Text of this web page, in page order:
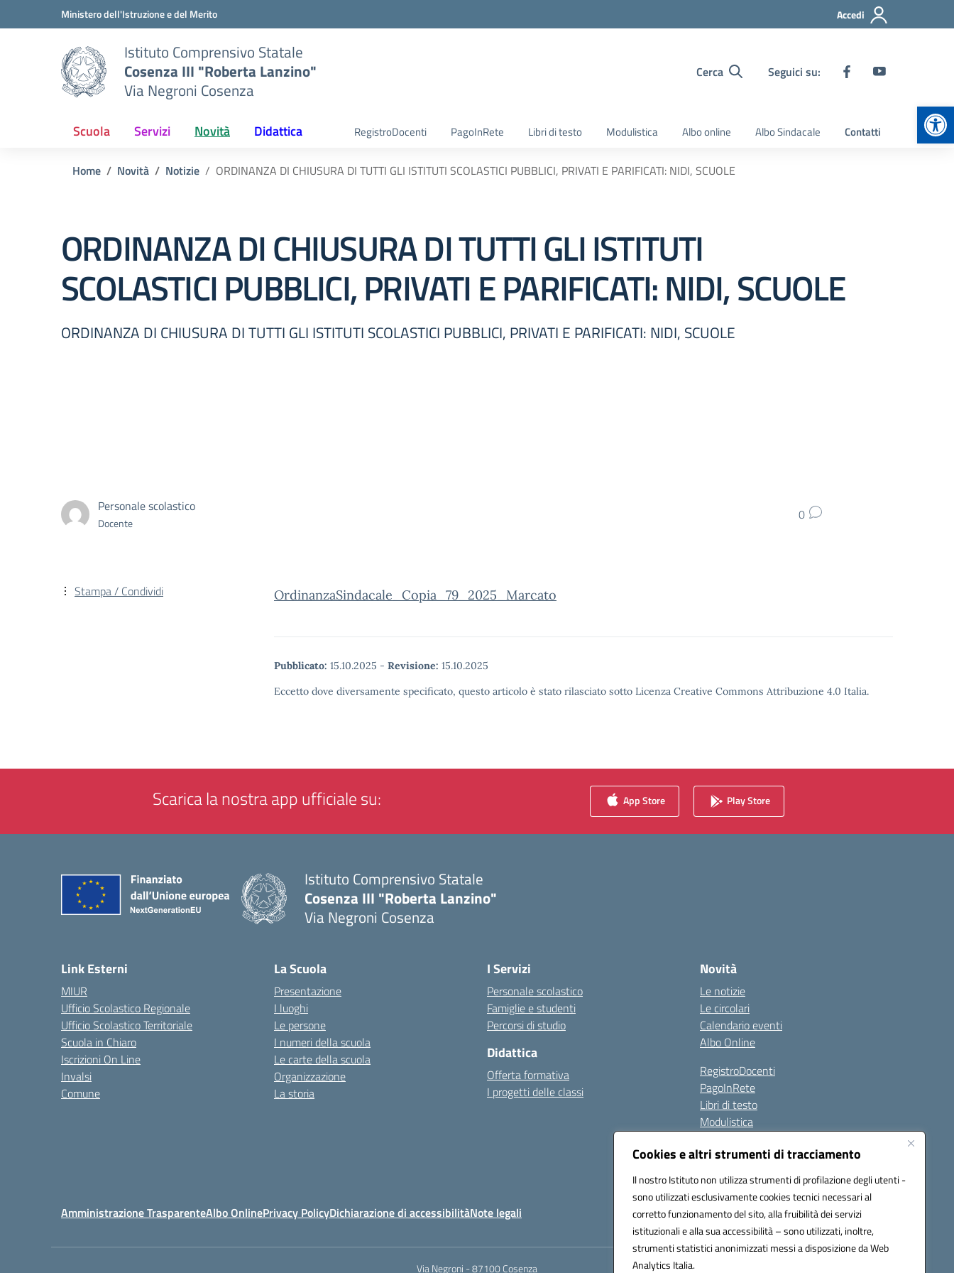
Cookies e altri strumenti di tracciamento
Il nostro Istituto non utilizza strumenti di profilazione degli utenti -
sono utilizzati esclusivamente cookies tecnici necessari al
corretto funzionamento del sito, alla fruibilità dei servizi
istituzionali e alla sua accessibilità – sono utilizzati, inoltre,
strumenti statistici anonimizzati messi a disposizione da Web
Analytics Italia.
Vai ai contenuti
Vai al menu di navigazioneMinistero dell'Istruzione e del Merito Accedi
Istituto Comprensivo Statale
Cosenza III "Roberta Lanzino"
Via Negroni Cosenza
Cerca Seguici su:
Scuola Servizi Novità Didattica RegistroDocenti PagoInRete Libri di testo Modulistica Albo online Albo Sindacale Contatti
Home Novità Notizie ORDINANZA DI CHIUSURA DI TUTTI GLI ISTITUTI SCOLASTICI PUBBLICI, PRIVATI E PARIFICATI: NIDI, SCUOLE
ORDINANZA DI CHIUSURA DI TUTTI GLI ISTITUTI
SCOLASTICI PUBBLICI, PRIVATI E PARIFICATI: NIDI, SCUOLE
ORDINANZA DI CHIUSURA DI TUTTI GLI ISTITUTI SCOLASTICI PUBBLICI, PRIVATI E PARIFICATI: NIDI, SCUOLE
Personale scolastico
Docente 0
OrdinanzaSindacale_Copia_79_2025_Marcato
Pubblicato: 15.10.2025 - Revisione: 15.10.2025
Eccetto dove diversamente specificato, questo articolo è stato rilasciato sotto Licenza Creative Commons Attribuzione 4.0 Italia.
Stampa / Condividi
Scarica la nostra app ufficiale su: App Store Play Store
Istituto Comprensivo Statale
Cosenza III "Roberta Lanzino"
Via Negroni Cosenza
Link Esterni
MIUR
Ufficio Scolastico Regionale
Ufficio Scolastico Territoriale
Scuola in Chiaro
Iscrizioni On Line
Invalsi
Comune
La Scuola
Presentazione
I luoghi
Le persone
I numeri della scuola
Le carte della scuola
Organizzazione
La storia
I Servizi
Personale scolastico
Famiglie e studenti
Percorsi di studio
Didattica
Offerta formativa
I progetti delle classi
Novità
Le notizie
Le circolari
Calendario eventi
Albo Online
RegistroDocenti
PagoInRete
Libri di testo
Modulistica
Albo Sindacale
Contatti
Amministrazione TrasparenteAlbo OnlinePrivacy PolicyDichiarazione di accessibilitàNote legali Seguici su:
Via Negroni - 87100 Cosenza